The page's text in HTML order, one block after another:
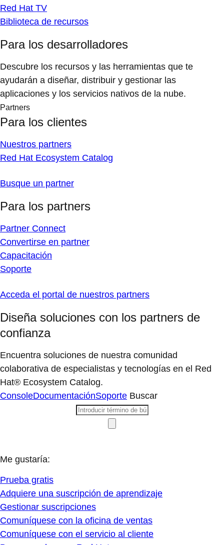
Red Hat TV
Biblioteca de recursos
Para los desarrolladores
Descubre los recursos y las herramientas que te
ayudarán a diseñar, distribuir y gestionar las
aplicaciones y los servicios nativos de la nube.
Partners
Para los clientes
Nuestros partners
Red Hat Ecosystem Catalog
Busque un partner
Para los partners
Partner Connect
Convertirse en partner
Capacitación
Soporte
Acceda el portal de nuestros partners
Diseña soluciones con los partners de
confianza
Encuentra soluciones de nuestra comunidad
colaborativa de especialistas y tecnologías en el Red
Hat® Ecosystem Catalog.
ConsoleDocumentaciónSoporte Buscar
Me gustaría:
Prueba gratis
Adquiere una suscripción de aprendizaje
Gestionar suscripciones
Comuníquese con la oficina de ventas
Comuníquese con el servicio al cliente